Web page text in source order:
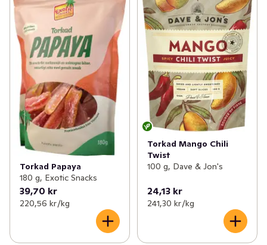
Torkad Papaya
180 g, Exotic Snacks
39,70 kr
220,56 kr /kg
Torkad Mango Chili
Twist
100 g, Dave & Jon's
24,13 kr
241,30 kr /kg